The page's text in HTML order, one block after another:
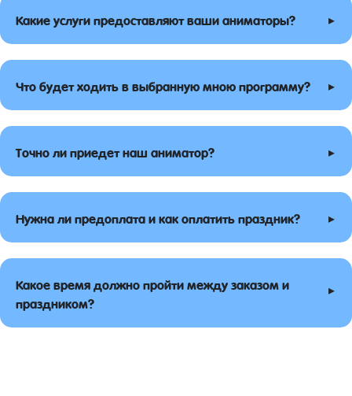
Какие услуги предоставляют ваши аниматоры? ▸
Что будет ходить в выбранную мною программу? ▸
Точно ли приедет наш аниматор? ▸
Нужна ли предоплата и как оплатить праздник? ▸
Какое время должно пройти между заказом и
праздником?
▸